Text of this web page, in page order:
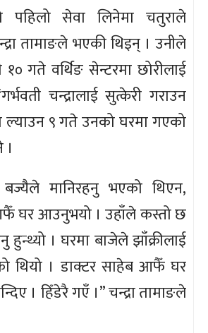
पहिलो सेवा लिनेमा चतुराले
तामाङले भएकी थिइन् । उनीले
गते वर्थिङ सेन्टरमा छोरीलाई
चन्द्रालाई सुत्केरी गराउन
ल्याउन ९ गते उनको घरमा गएको
बज्यैले मानिरहनु भएको थिएन,
घर आउनुभयो । उहाँले कस्तो छ
हुन्थ्यो । घरमा बाजेले झाँक्रीलाई
थियो । डाक्टर साहेब आफैँ घर
। हिँडेरै गएँ ।” चन्द्रा तामाङले